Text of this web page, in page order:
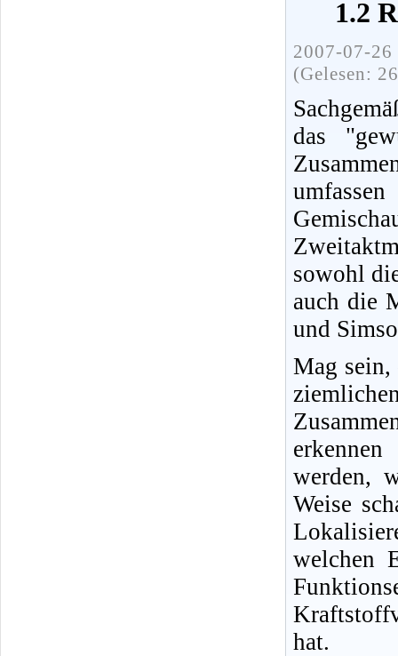
1.2
2007-07-
(Gelesen:
das
sowohl
auch die
und
Mag sein,
werden,
Weise
welchen
hat.